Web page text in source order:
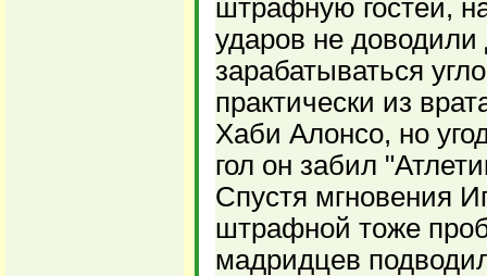
штрафную гостей,
ударов не
зарабатываться
практически из
Хаби Алонсо, но
гол он забил
Спустя мгновения
штрафной тоже
мадридцев